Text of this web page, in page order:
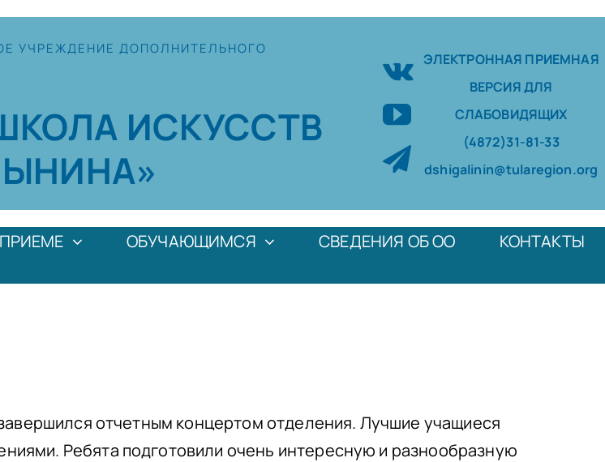
УЧРЕЖДЕНИЕДОПОЛНИТЕЛЬНОГО
ИСКУССТВ
ЭЛЕКТРОННАЯ ПРИЕМНАЯ
ВЕРСИЯ ДЛЯ
СЛАБОВИДЯЩИХ
(4872)31-81-33
dshigalinin@tularegion.org
ОБУЧАЮЩИМСЯ СВЕДЕНИЯ ОБ ОО
КОНТАКТЫ
отчетным концертом отделения. Лучшие учащиеся
Ребята подготовили очень интересную и разнообразную